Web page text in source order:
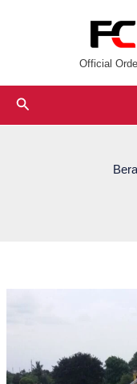
Official
Cari